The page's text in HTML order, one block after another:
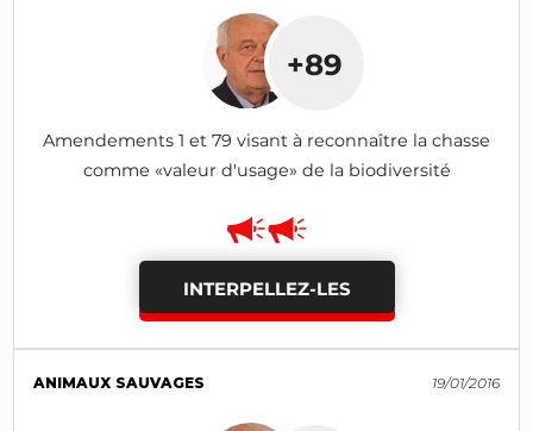
+89
Amendements 1 et 79 visant à reconnaître la chasse
comme «valeur d'usage» de la biodiversité
INTERPELLEZ-LES
ANIMAUX SAUVAGES 19/01/2016